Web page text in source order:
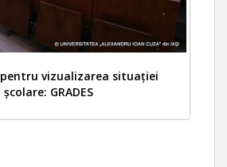
vizualizarea situației
școlare: GRADES